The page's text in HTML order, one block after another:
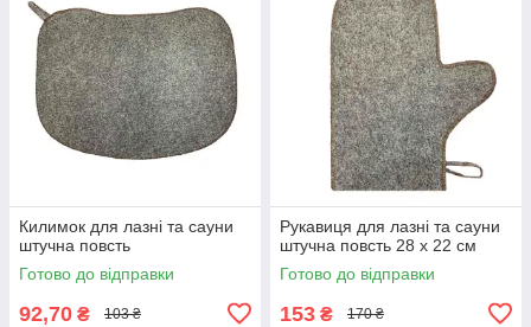
Килимок для лазні та сауни
штучна повсть
Готово до відправки
92,70 ₴ 103 ₴
Рукавиця для лазні та сауни
штучна повсть 28 х 22 см
Готово до відправки
153 ₴ 170 ₴